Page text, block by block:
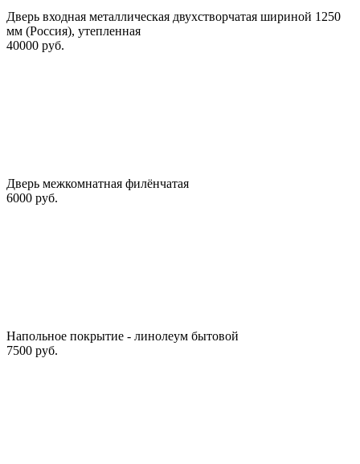
Дверь входная металлическая двухстворчатая шириной 1250
мм (Россия), утепленная
40000 руб.
Дверь межкомнатная филёнчатая
6000 руб.
Напольное покрытие - линолеум бытовой
7500 руб.